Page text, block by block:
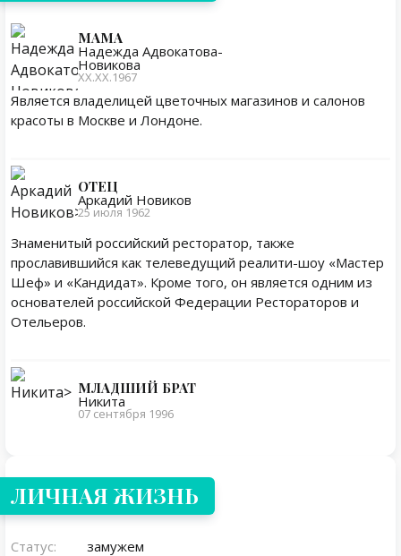
МАМА
Надежда Адвокатова-
Новикова
ХХ.ХХ.1967
Является владелицей цветочных магазинов и салонов
красоты в Москве и Лондоне.
ОТЕЦ
Аркадий Новиков
25 июля 1962
Знаменитый российский ресторатор, также
прославившийся как телеведущий реалити-шоу «Мастер
Шеф» и «Кандидат». Кроме того, он является одним из
основателей российской Федерации Рестораторов и
Отельеров.
МЛАДШИЙ БРАТ
Никита
07 сентября 1996
ЛИЧНАЯ ЖИЗНЬ
Статус:
замужем